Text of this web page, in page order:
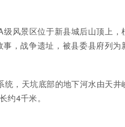
风景区位于新县城后山顶上，
，战争遗址，被县委县府列为
，天坑底部的地下河水由天井
约4千米。